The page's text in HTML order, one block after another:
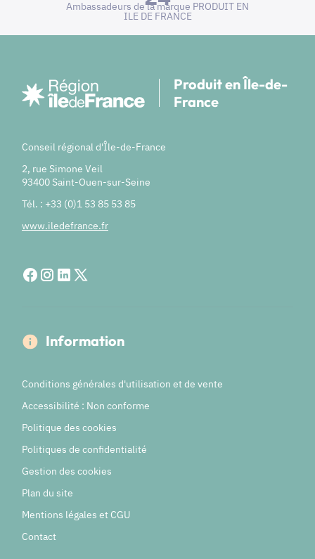
Ambassadeurs de la marque PRODUIT EN
ILE DE FRANCE
Produit en Île-de-
France
Conseil régional d'Île-de-France
2, rue Simone Veil
93400 Saint-Ouen-sur-Seine
Tél. : +33 (0)1 53 85 53 85
www.iledefrance.fr
Information
Conditions générales d'utilisation et de vente
Accessibilité : Non conforme
Politique des cookies
Politiques de confidentialité
Gestion des cookies
Plan du site
Mentions légales et CGU
Contact